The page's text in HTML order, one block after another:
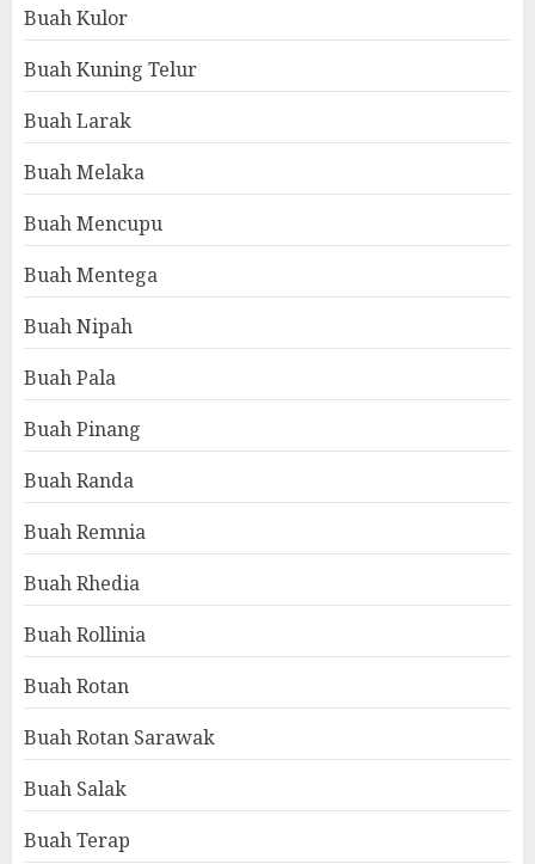
Buah Kulor
Buah Kuning Telur
Buah Larak
Buah Melaka
Buah Mencupu
Buah Mentega
Buah Nipah
Buah Pala
Buah Pinang
Buah Randa
Buah Remnia
Buah Rhedia
Buah Rollinia
Buah Rotan
Buah Rotan Sarawak
Buah Salak
Buah Terap